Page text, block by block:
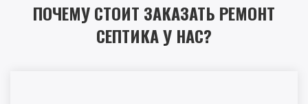
ПОЧЕМУ СТОИТ ЗАКАЗАТЬ РЕМОНТ
СЕПТИКА У НАС?